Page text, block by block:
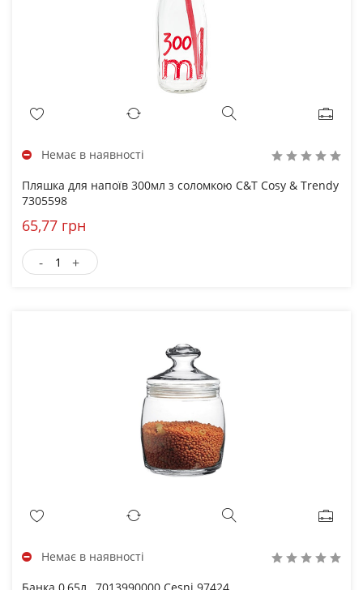
Немає в наявності
Пляшка для напоїв 300мл з соломкою C&T Cosy & Trendy
7305598
65,77 грн
- +
Немає в наявності